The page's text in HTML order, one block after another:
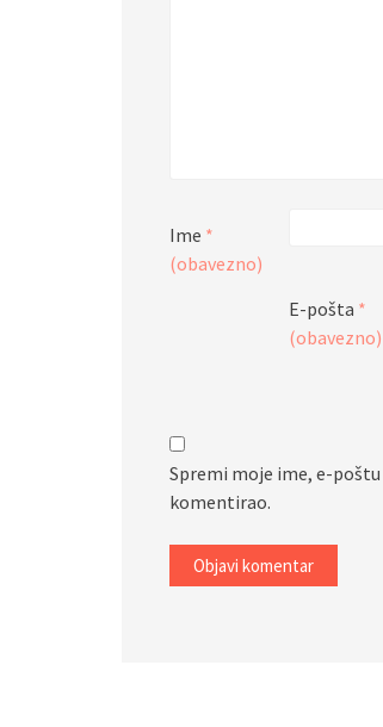
Ime *
(obavezno)
E-pošta *
(obavezno)
Spremi moje ime, e-
komentirao.